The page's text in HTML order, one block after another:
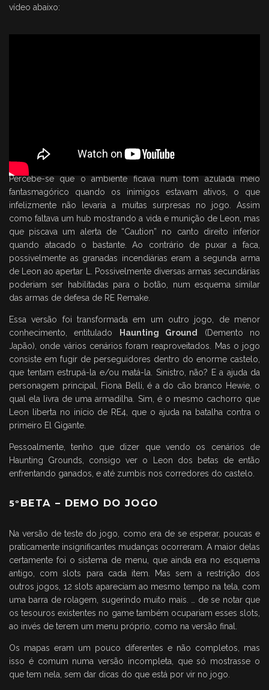
vídeo abaixo:
Percebe-se que o ambiente ficava num tom azulada meio
fantasmagórico quando os inimigos estavam ativos, o que
infelizmente não levaria a muitas surpresas no jogo. Assim
como faltava um hub mostrando a vida e munição de Leon, mas
que piscava um alerta de “Caution” no canto direito inferior
quando atacado o bastante. Ao contrário de puxar a faca,
possivelmente as granadas incendiárias eram a segunda arma
de Leon ao apertar L. Possivelmente diversas armas secundárias
poderiam ser habilitadas para o botão, num esquema similar
das armas de defesa de RE Remake.
Essa versão foi transformada em um outro jogo, de menor
conhecimento, entitulado
Haunting Ground
(Demento no
Japão), onde vários cenários foram reaproveitados. Mas o jogo
consiste em fugir de perseguidores dentro do enorme castelo,
que tentam estrupá-la e/ou matá-la. Sinistro, não? E a ajuda da
personagem principal, Fiona Belli, é a do cão branco Hewie, o
qual ela livra de uma armadilha. Sim, é o mesmo cachorro que
Leon liberta no início de RE4, que o ajuda na batalha contra o
primeiro El Gigante.
Pessoalmente, tenho que dizer que vendo os cenários de
Haunting Grounds, consigo ver o Leon dos betas de então
enfrentando ganados, e até zumbis nos corredores do castelo.
5º BETA – DEMO DO JOGO
Na versão de teste do jogo, como era de se esperar, poucas e
praticamente insignificantes mudanças ocorreram. A maior delas
certamente foi o sistema de menu, que ainda era no esquema
antigo, com slots para cada item. Mas sem a restrição dos
outros jogos, 12 slots apareciam ao mesmo tempo na tela, com
uma barra de rolagem, sugerindo muito mais. … de se notar que
os tesouros existentes no game também ocupariam esses slots,
ao invés de terem um menu próprio, como na versão final.
Os mapas eram um pouco diferentes e não completos, mas
isso é comum numa versão incompleta, que só mostrasse o
que tem nela, sem dar dicas do que está por vir no jogo.